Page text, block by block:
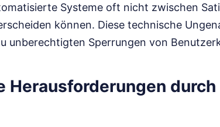
Systeme oft nicht zwischen
können. Diese technische
unberechtigten Sperrungen von
Herausforderungen durch